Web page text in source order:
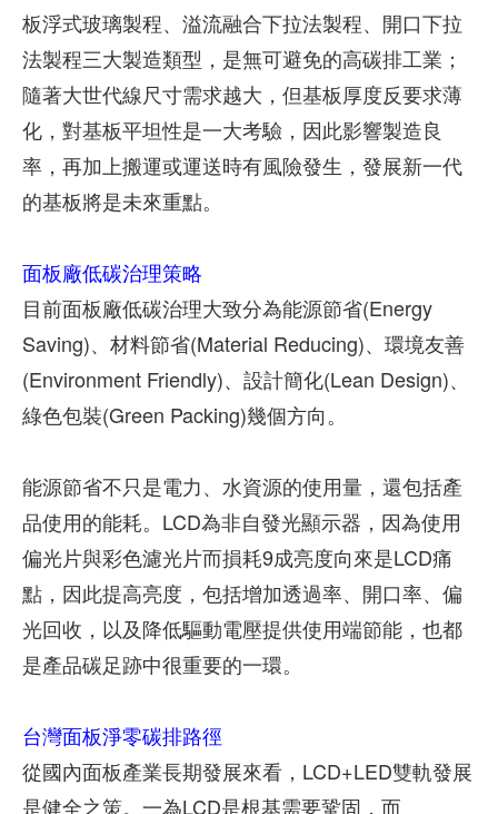
板浮式玻璃製程、溢流融合下拉法製程、開口下拉
法製程三大製造類型，是無可避免的高碳排工業；
隨著大世代線尺寸需求越大，但基板厚度反要求薄
化，對基板平坦性是一大考驗，因此影響製造良
率，再加上搬運或運送時有風險發生，發展新一代
的基板將是未來重點。
面板廠低碳治理策略
目前面板廠低碳治理大致分為能源節省(Energy
Saving)、材料節省(Material Reducing)、環境友善
(Environment Friendly)、設計簡化(Lean Design)、
綠色包裝(Green Packing)幾個方向。
能源節省不只是電力、水資源的使用量，還包括產
品使用的能耗。LCD為非自發光顯示器，因為使用
偏光片與彩色濾光片而損耗9成亮度向來是LCD痛
點，因此提高亮度，包括增加透過率、開口率、偏
光回收，以及降低驅動電壓提供使用端節能，也都
是產品碳足跡中很重要的一環。
台灣面板淨零碳排路徑
從國內面板產業長期發展來看，LCD+LED雙軌發展
是健全之策。一為LCD是根基需要鞏固，而